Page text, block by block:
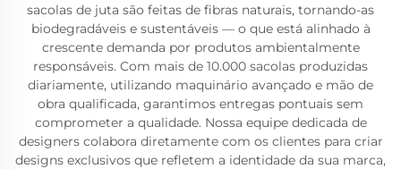
sacolas de juta são feitas de fibras naturais, tornando-as
biodegradáveis e sustentáveis — o que está alinhado à
crescente demanda por produtos ambientalmente
responsáveis. Com mais de 10.000 sacolas produzidas
diariamente, utilizando maquinário avançado e mão de
obra qualificada, garantimos entregas pontuais sem
comprometer a qualidade. Nossa equipe dedicada de
designers colabora diretamente com os clientes para criar
designs exclusivos que refletem a identidade da sua marca,